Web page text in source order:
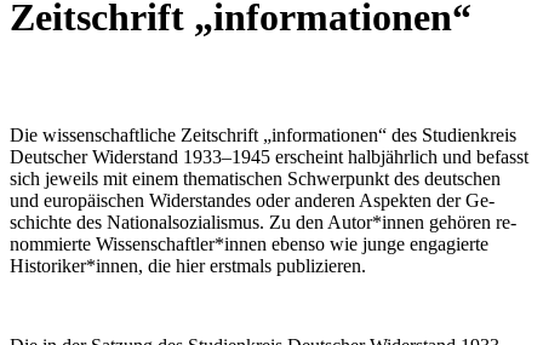
Zeit­schrift „in­for­ma­tio­nen“
Die wis­sen­schaft­li­che Zeit­schrift „in­for­ma­tio­nen“ des Stu­di­en­kreis
Deut­scher Wi­der­stand 1933–1945 er­scheint halb­jähr­lich und be­fasst
sich je­weils mit ei­nem the­ma­ti­schen Schwer­punkt des deut­schen
und eu­ro­päi­schen Wi­der­stan­des oder an­de­ren Aspek­ten der Ge­
schich­te des Na­tio­nal­so­zia­lis­mus. Zu den Autor*innen ge­hö­ren re­
nom­mier­te Wissenschaftler*innen eben­so wie jun­ge en­ga­gier­te
Historiker*innen, die hier erst­mals publizieren.